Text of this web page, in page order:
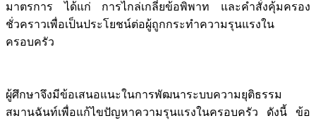
มาตรการ ได้แก่ การไกล่เกลี่ยข้อพิพาท และคำสั่งคุ้มครอง
ชั่วคราวเพื่อเป็นประโยชน์ต่อผู้ถูกกระทำความรุนแรงใน
ครอบครัว
ผู้ศึกษาจึงมีข้อเสนอแนะในการพัฒนาระบบความยุติธรรม
สมานฉันท์เพื่อแก้ไขปัญหาความรุนแรงในครอบครัว ดังนี้ ข้อ